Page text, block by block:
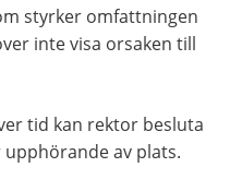
styrker omfattningen
inte visa orsaken till
tid kan rektor besluta
av plats.